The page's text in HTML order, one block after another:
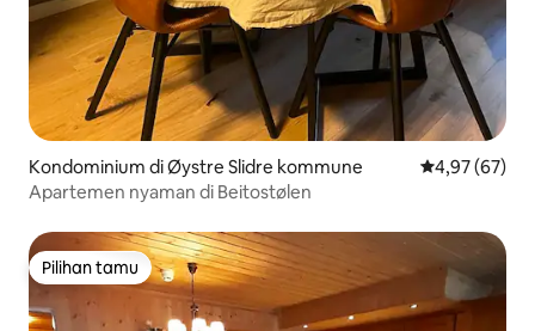
Kondominium di Øystre Slidre kommune Nilai rata-rata
4,97 (67)
Apartemen nyaman di Beitostølen
Pilihan tamu
Pilihan tamu